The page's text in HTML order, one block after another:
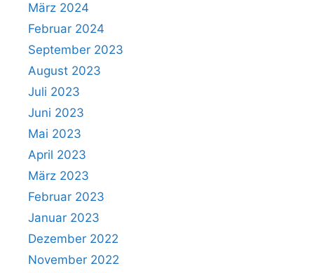
März 2024
Februar 2024
September 2023
August 2023
Juli 2023
Juni 2023
Mai 2023
April 2023
März 2023
Februar 2023
Januar 2023
Dezember 2022
November 2022